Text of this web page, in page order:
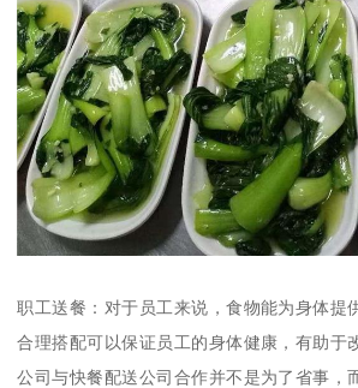
职工送餐：对于员工来说，食物能为身体提
合理搭配可以保证员工的身体健康，有助于
公司与快餐配送公司合作并不是为了省事，